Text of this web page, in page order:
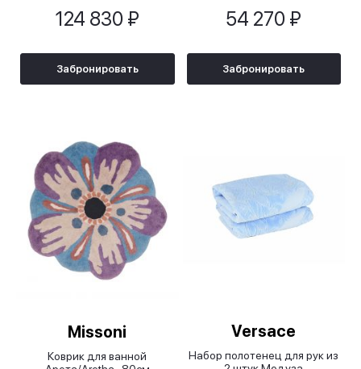
124 830 ₽
Забронировать
54 270 ₽
Забронировать
Missoni
Коврик для ванной
Versace
Набор полотенец для рук из